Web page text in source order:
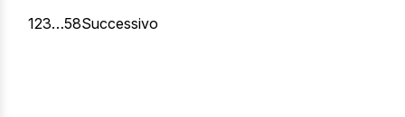
123…58Successivo